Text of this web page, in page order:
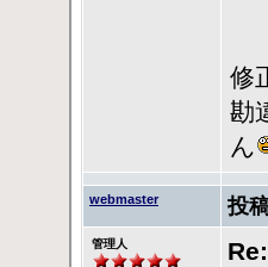
修
勘
ん
webmaster 投
管理人